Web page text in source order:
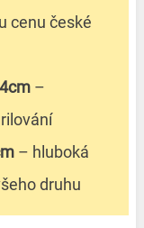
cenu české
–
– hluboká
druhu